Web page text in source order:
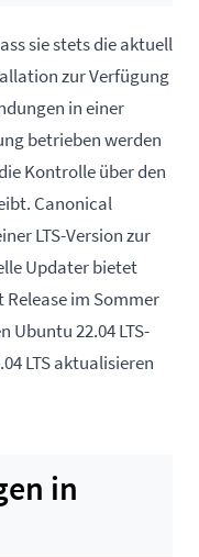
sie stets die aktuell
zur Verfügung
in einer
betrieben werden
Kontrolle über den
Canonical
LTS-Version zur
Updater bietet
im Sommer
Ubuntu 22.04 LTS-
LTS aktualisieren
in